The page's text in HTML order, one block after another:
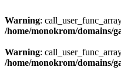
Warning:
/home/monokrom/domains/
Warning:
/home/monokrom/domains/